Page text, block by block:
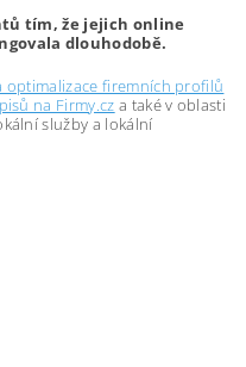
tím, že jejich online
dlouhodobě.
optimalizace firemních profilů
na Firmy.cz a také v oblasti
služby a lokální